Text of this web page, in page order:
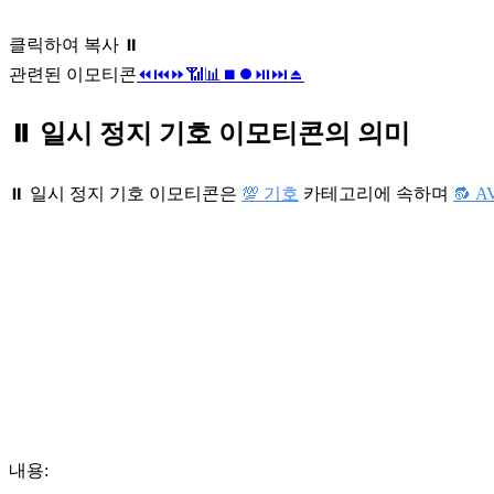
클릭하여 복사 ⏸️
관련된 이모티콘⏪⏮️⏩📶 📊 ⏹️ ⏺️ ⏯️⏭️⏏️
⏸️ 일시 정지 기호 이모티콘의 의미
⏸️ 일시 정지 기호 이모티콘은 💯 기호 카테고리에 속하며 🔂
내용: